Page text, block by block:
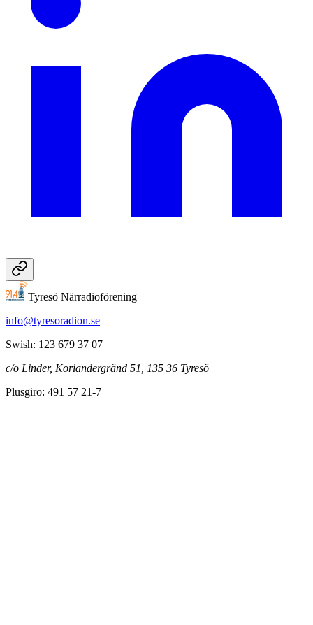
Tyresö Närradioförening
info@tyresoradion.se
Swish: 123 679 37 07
c/o Linder, Koriandergränd 51, 135 36 Tyresö
Plusgiro: 491 57 21-7